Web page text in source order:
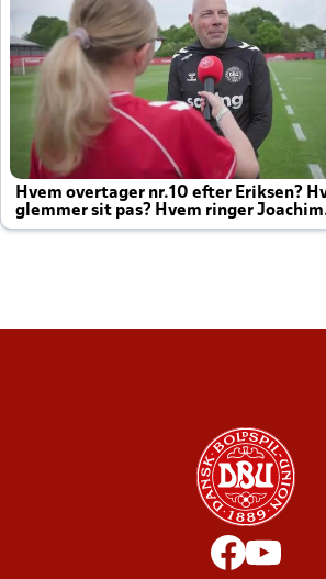
Hvem overtager nr.10 efter Eriksen?
glemmer sit pas? Hvem ringer Joachim
altid til efter kampe?